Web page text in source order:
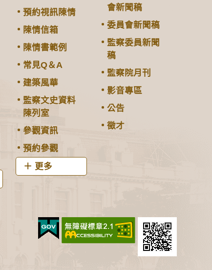
預約視訊陳情
陳情信箱
陳情書範例
常見Q＆A
建築風華
監察文史資料
陳列室
參觀資訊
預約參觀
更多
會新聞稿
委員會新聞稿
監察委員新聞
稿
監察院月刊
影音專區
公告
徵才